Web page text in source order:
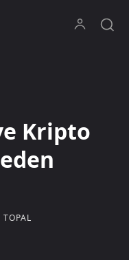
Kripto
TOPAL